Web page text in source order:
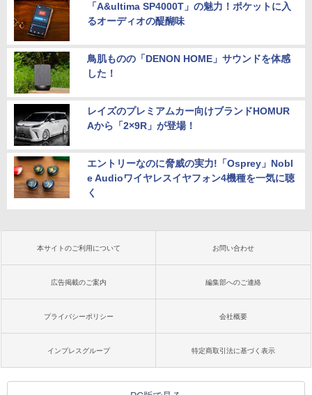
「A&ultima SP4000T」の魅力！ポケットに入
るオーディオの醍醐味
鳥肌ものの「DENON HOME」サウンドを体感
した！
レイズのプレミアムカー向けブランドHOMUR
Aから「2×9R」が登場！
エントリーなのに脅威の実力!「Osprey」Nobl
e Audioワイヤレスイヤフォン4機種を一気に聴
く
本サイトのご利用について お問い合わせ
広告掲載のご案内 編集部へのご連絡
プライバシーポリシー 会社概要
インプレスグループ 特定商取引法に基づく表示